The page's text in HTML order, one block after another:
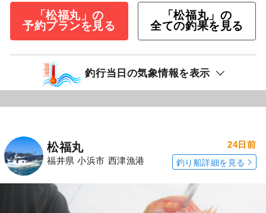
「松福丸」の
予約プランを見る
「松福丸」の
全ての釣果を見る
釣行当日の気象情報を表示
松福丸
福井県 小浜市 西津漁港
24日前
釣り船詳細を見る